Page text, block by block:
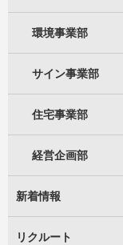
環境事業部
サイン事業部
住宅事業部
経営企画部
新着情報
リクルート